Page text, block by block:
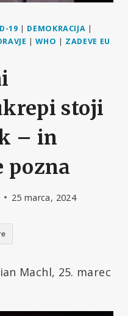
19 | DEMOKRACIJA |
|WHO | ZADEVE EU
stoji
– in
pozna
25 marca, 2024
Machl, 25. marec